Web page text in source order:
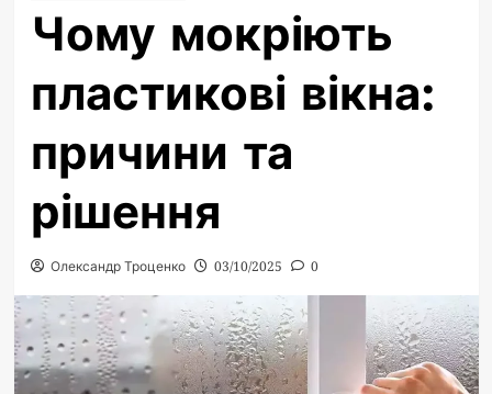
Чому мокріють
пластикові вікна:
причини та
рішення
Олександр Троценко 03/10/2025 0